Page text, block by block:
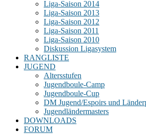
Liga-Saison 2014
Liga-Saison 2013
Liga-Saison 2012
Liga-Saison 2011
Liga-Saison 2010
Diskussion Ligasystem
RANGLISTE
JUGEND
Altersstufen
Jugendboule-Camp
Jugendboule-Cup
DM Jugend/Espoirs und
Jugendländermasters
DOWNLOADS
FORUM